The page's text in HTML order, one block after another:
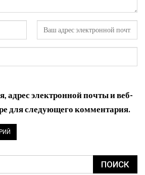
адрес электронной почты и веб-
для следующего комментария.